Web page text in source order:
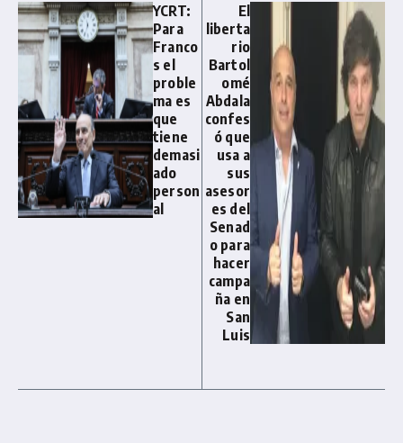
YCRT:
Para
Franco
s el
proble
ma es
que
tiene
demasi
ado
person
al
El
liberta
rio
Bartol
omé
Abdala
confes
ó que
usa a
sus
asesor
es del
Senad
o para
hacer
campa
ña en
San
Luis